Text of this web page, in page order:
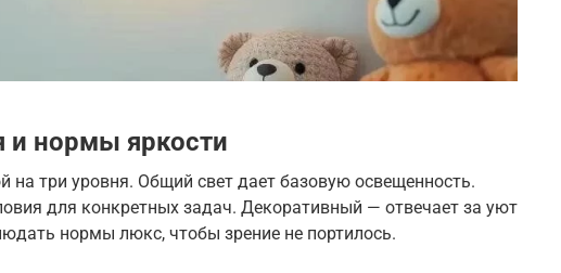
нормы яркости
на три уровня. Общий свет дает базовую освещенность.
для конкретных задач. Декоративный — отвечает за уют
нормы люкс, чтобы зрение не портилось.